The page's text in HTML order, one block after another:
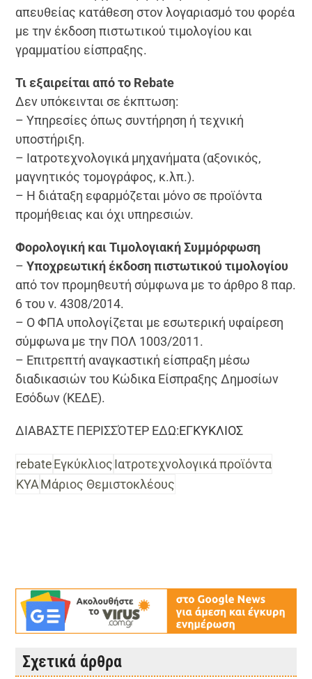
απευθείας κατάθεση στον λογαριασμό του φορέα
με την έκδοση πιστωτικού τιμολογίου και
γραμματίου είσπραξης.
Τι εξαιρείται από το Rebate
Δεν υπόκεινται σε έκπτωση:
– Υπηρεσίες όπως συντήρηση ή τεχνική
υποστήριξη.
– Ιατροτεχνολογικά μηχανήματα (αξονικός,
μαγνητικός τομογράφος, κ.λπ.).
– Η διάταξη εφαρμόζεται μόνο σε προϊόντα
προμήθειας και όχι υπηρεσιών.
Φορολογική και Τιμολογιακή Συμμόρφωση
–Υποχρεωτική έκδοση πιστωτικού τιμολογίου
από τον προμηθευτή σύμφωνα με το άρθρο 8 παρ.
6 του ν. 4308/2014.
– Ο ΦΠΑ υπολογίζεται με εσωτερική υφαίρεση
σύμφωνα με την ΠΟΛ 1003/2011.
– Επιτρεπτή αναγκαστική είσπραξη μέσω
διαδικασιών του Κώδικα Είσπραξης Δημοσίων
Εσόδων (ΚΕΔΕ).
ΔΙΑΒΑΣΤΕ ΠΕΡΙΣΣΌΤΕΡ ΕΔΩ:ΕΓΚΥΚΛΙΟΣ
rebateΕγκύκλιοςΙατροτεχνολογικά προϊόντα
ΚΥΑΜάριος Θεμιστοκλέους
Σχετικά άρθρα